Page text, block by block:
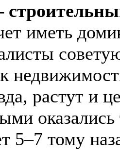
иметь
растут и
оказались
5–7 тому